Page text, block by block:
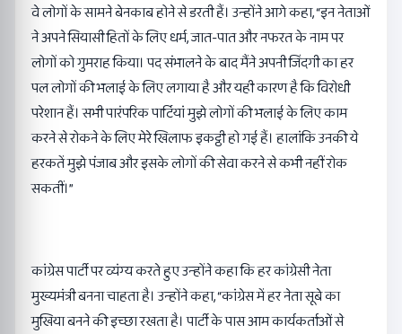
वे लोगों के सामने बेनकाब होने से डरती हैं। उन्होंने आगे कहा, “इन नेताओं
ने अपने सियासी हितों के लिए धर्म, जात-पात और नफरत के नाम पर
लोगों को गुमराह किया। पद संभालने के बाद मैंने अपनी जिंदगी का हर
पल लोगों की भलाई के लिए लगाया है और यही कारण है कि विरोधी
परेशान हैं। सभी पारंपरिक पार्टियां मुझे लोगों की भलाई के लिए काम
करने से रोकने के लिए मेरे खिलाफ इकट्ठी हो गई हैं। हालांकि उनकी ये
हरकतें मुझे पंजाब और इसके लोगों की सेवा करने से कभी नहीं रोक
सकतीं।”
कांग्रेस पार्टी पर व्यंग्य करते हुए उन्होंने कहा कि हर कांग्रेसी नेता
मुख्यमंत्री बनना चाहता है। उन्होंने कहा, “कांग्रेस में हर नेता सूबे का
मुखिया बनने की इच्छा रखता है। पार्टी के पास आम कार्यकर्ताओं से